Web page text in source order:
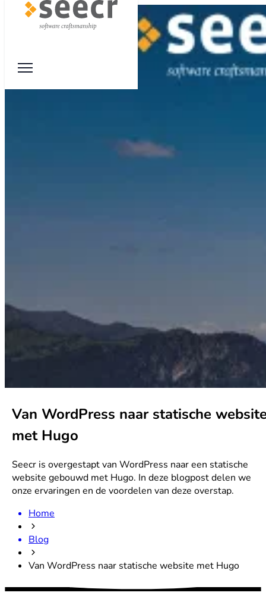
Van WordPress naar statische
met Hugo
Seecr is overgestapt van WordPress naar een statische
website gebouwd met Hugo. In deze blogpost delen we
onze ervaringen en de voordelen van deze overstap.
Home
Blog
Van WordPress naar statische website met Hugo